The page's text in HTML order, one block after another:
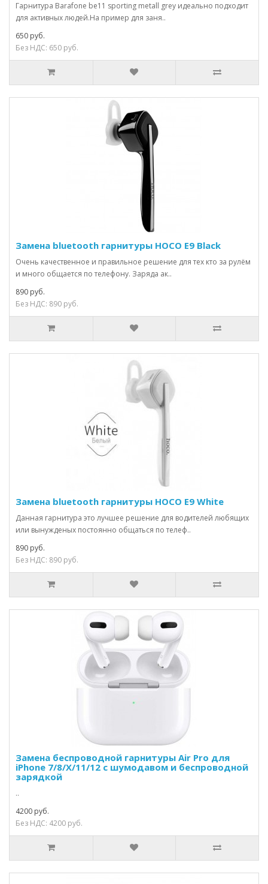
Гарнитура Barafone be11 sporting metall grey идеально подходит
для активных людей.На пример для заня..
650 руб.
Без НДС: 650 руб.
Замена bluetooth гарнитуры HOCO E9 Black
Очень качественное и правильное решение для тех кто за рулём
и много общается по телефону. Заряда ак..
890 руб.
Без НДС: 890 руб.
Замена bluetooth гарнитуры HOCO E9 White
Данная гарнитура это лучшее решение для водителей любящих
или вынужденых постоянно общаться по телеф..
890 руб.
Без НДС: 890 руб.
Замена беспроводной гарнитуры Air Pro для
iPhone 7/8/X/11/12 с шумодавом и беспроводной
зарядкой
..
4200 руб.
Без НДС: 4200 руб.